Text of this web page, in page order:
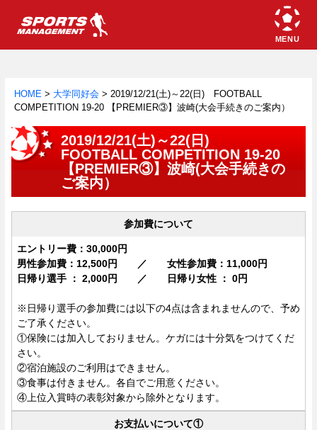
HOME > 大学同好会 >2019/12/21(土)～22(日) FOOTBALL
COMPETITION 19-20 【PREMIER③】波崎(大会手続きのご案内）
2019/12/21(土)～22(日)
FOOTBALL COMPETITION 19-20
【PREMIER③】波崎(大会手続きの
ご案内）
参加費について
エントリー費：30,000円
男性参加費：12,500円 ／ 女性参加費：11,000円
日帰り選手 ： 2,000円 ／ 日帰り女性 ： 0円
※日帰り選手の参加費には以下の4点は含まれませんので、予め
ご了承ください。
①保険には加入しておりません。ケガには十分気をつけてくだ
さい。
②宿泊施設のご利用はできません。
③食事は付きません。各自でご用意ください。
④上位入賞時の表彰対象から除外となります。
お支払いについて①